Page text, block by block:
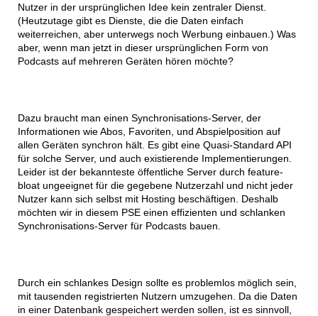
Nutzer in der ursprünglichen Idee kein zentraler Dienst.
(Heutzutage gibt es Dienste, die die Daten einfach
weiterreichen, aber unterwegs noch Werbung einbauen.) Was
aber, wenn man jetzt in dieser ursprünglichen Form von
Podcasts auf mehreren Geräten hören möchte?
Dazu braucht man einen Synchronisations-Server, der
Informationen wie Abos, Favoriten, und Abspielposition auf
allen Geräten synchron hält. Es gibt eine Quasi-Standard API
für solche Server, und auch existierende Implementierungen.
Leider ist der bekannteste öffentliche Server durch feature-
bloat ungeeignet für die gegebene Nutzerzahl und nicht jeder
Nutzer kann sich selbst mit Hosting beschäftigen. Deshalb
möchten wir in diesem PSE einen effizienten und schlanken
Synchronisations-Server für Podcasts bauen.
Durch ein schlankes Design sollte es problemlos möglich sein,
mit tausenden registrierten Nutzern umzugehen. Da die Daten
in einer Datenbank gespeichert werden sollen, ist es sinnvoll,